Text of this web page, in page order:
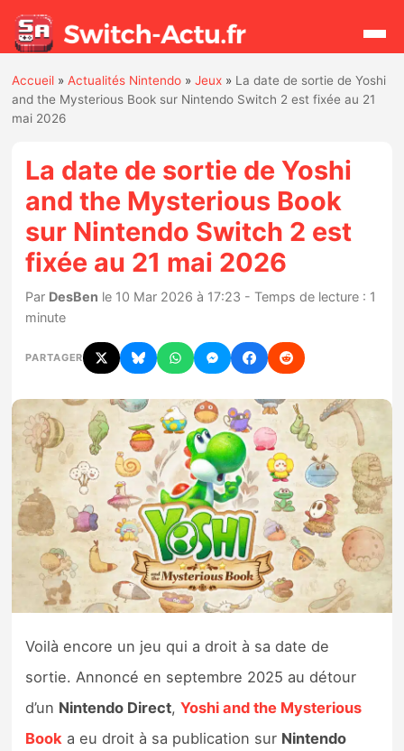
Rechercher
Actualités
Jeux
Hardware
Mises à jour
Chiffres de ventes
Rumeurs
Nintendo Direct
Tests et previews
Tests de jeux
Tests d’accessoires
Previews
Accueil »Actualités Nintendo »Jeux » La date de sortie de Yoshi
and the Mysterious Book sur Nintendo Switch 2 est fixée au 21
mai 2026
La date de sortie de Yoshi
and the Mysterious Book
sur Nintendo Switch 2 est
fixée au 21 mai 2026
Par DesBen le 10 Mar 2026 à 17:23 - Temps de lecture : 1
minute
PARTAGER
Voilà encore un jeu qui a droit à sa date de
sortie. Annoncé en septembre 2025 au détour
d’un Nintendo Direct,Yoshi and the Mysterious
Book a eu droit à sa publication sur Nintendo